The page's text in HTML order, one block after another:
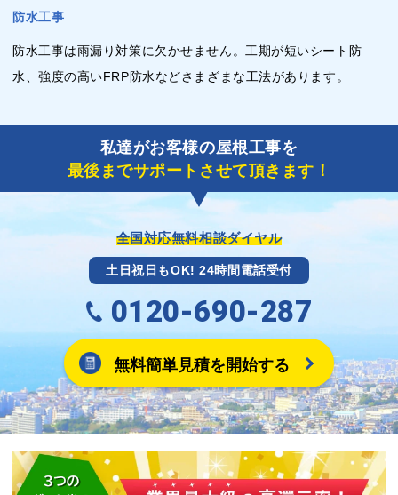
防水工事
防水工事は雨漏り対策に欠かせません。工期が短いシート防
水、強度の高いFRP防水などさまざまな工法があります。
私達がお客様の屋根工事を
最後までサポートさせて頂きます！
全国対応無料相談ダイヤル
土日祝日もOK! 24時間電話受付
0120-690-287
無料簡単見積を開始する